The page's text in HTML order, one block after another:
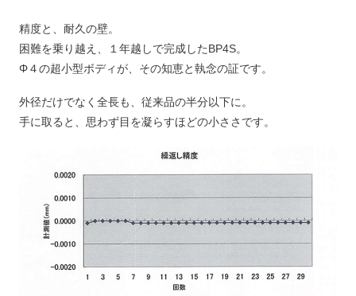
精度と、耐久の壁。
困難を乗り越え、１年越しで完成したBP4S。
Φ４の超小型ボディが、その知恵と執念の証です。
外径だけでなく全長も、従来品の半分以下に。
手に取ると、思わず目を凝らすほどの小ささです。